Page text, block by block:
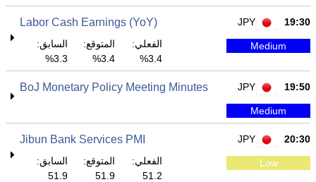
19:30
JPY
Labor Cash Earnings (YoY)
Medium
الفعلي:
3.4%
المتوقع:
3.4%
السابق:
3.3%
19:50
JPY
BoJ Monetary Policy Meeting Minutes
Medium
20:30
JPY
Jibun Bank Services PMI
Low
الفعلي:
51.2
المتوقع:
51.9
السابق:
51.9